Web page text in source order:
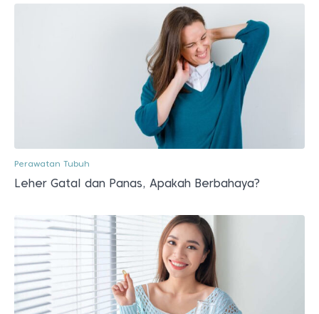
Perawatan Tubuh
Leher Gatal dan Panas, Apakah Berbahaya?